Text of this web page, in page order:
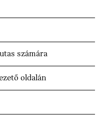
számára
oldalán